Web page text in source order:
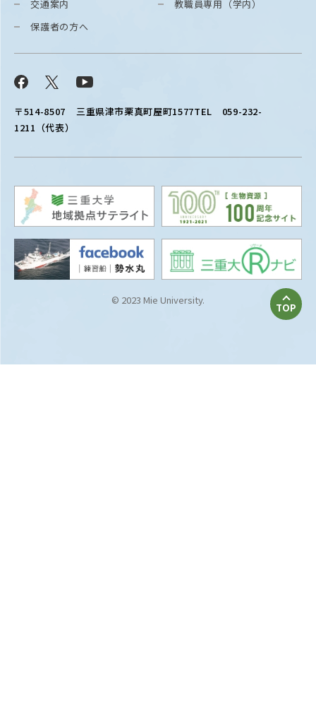
〒514-8507 三重県津市栗真町屋町1577TEL 059-232-
1211（代表）
交通案内
保護者の方へ
Facebook
教職員専用（学内）
© 2023 Mie University.
TOP